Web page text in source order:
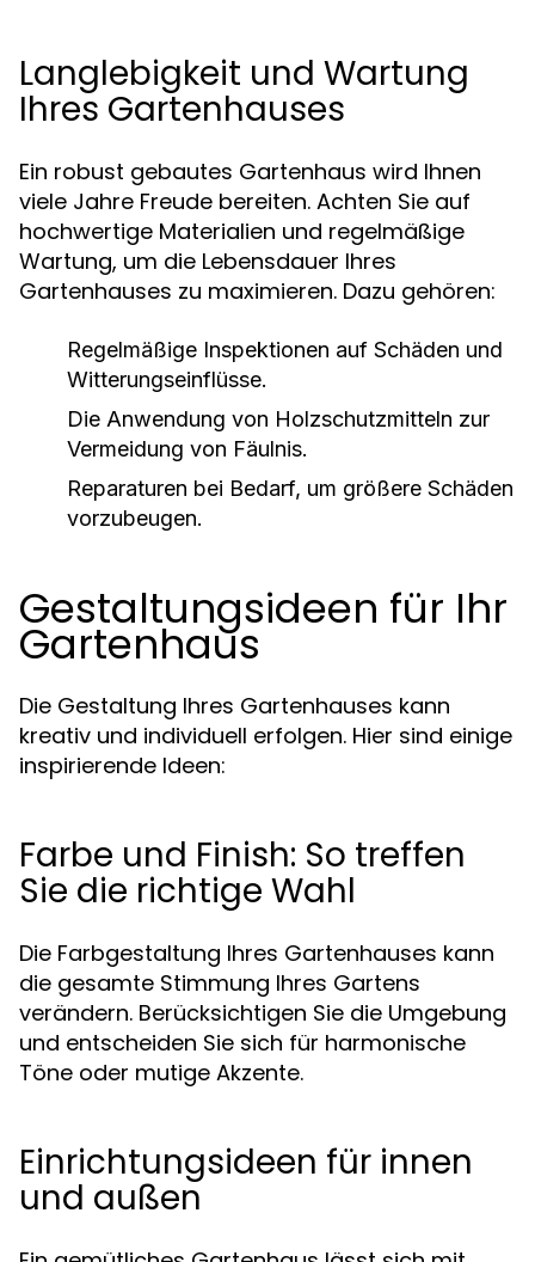
Langlebigkeit und Wartung
Ihres Gartenhauses
Ein robust gebautes Gartenhaus wird Ihnen
viele Jahre Freude bereiten. Achten Sie auf
hochwertige Materialien und regelmäßige
Wartung, um die Lebensdauer Ihres
Gartenhauses zu maximieren. Dazu gehören:
Regelmäßige Inspektionen auf Schäden und
Witterungseinflüsse.
Die Anwendung von Holzschutzmitteln zur
Vermeidung von Fäulnis.
Reparaturen bei Bedarf, um größere Schäden
vorzubeugen.
Gestaltungsideen für Ihr
Gartenhaus
Die Gestaltung Ihres Gartenhauses kann
kreativ und individuell erfolgen. Hier sind einige
inspirierende Ideen:
Farbe und Finish: So treffen
Sie die richtige Wahl
Die Farbgestaltung Ihres Gartenhauses kann
die gesamte Stimmung Ihres Gartens
verändern. Berücksichtigen Sie die Umgebung
und entscheiden Sie sich für harmonische
Töne oder mutige Akzente.
Einrichtungsideen für innen
und außen